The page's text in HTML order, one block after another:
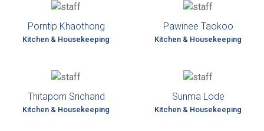
Porntip Khaothong
Kitchen & Housekeeping
Pawinee Taokoo
Kitchen & Housekeeping
Thitaporn Srichand
Kitchen & Housekeeping
Sunma Lode
Kitchen & Housekeeping